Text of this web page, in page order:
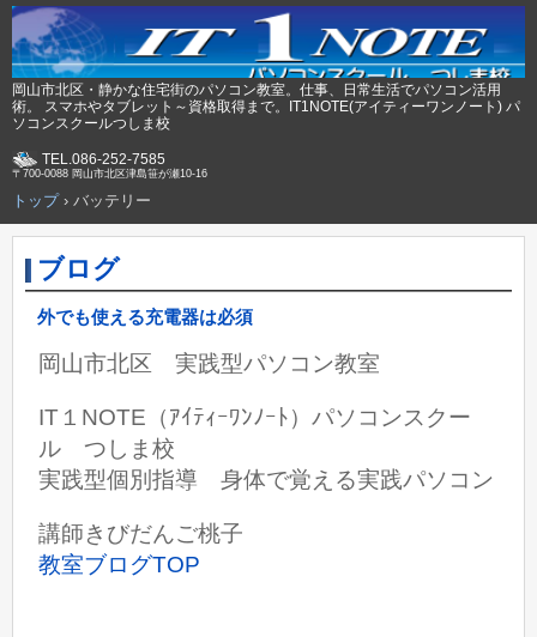
岡山市北区・静かな住宅街のパソコン教室。仕事、日常生活でパソコン活用
術。 スマホやタブレット～資格取得まで。IT1NOTE(アイティーワンノート) パ
ソコンスクールつしま校
TEL.086-252-7585
〒700-0088 岡山市北区津島笹が瀬10-16
トップ› バッテリー
ブログ
外でも使える充電器は必須
岡山市北区 実践型パソコン教室
IT１NOTE（ｱｲﾃｨｰﾜﾝﾉｰﾄ）パソコンスクー
ル つしま校
実践型個別指導 身体で覚える実践パソコン
講師きびだんご桃子
教室ブログTOP